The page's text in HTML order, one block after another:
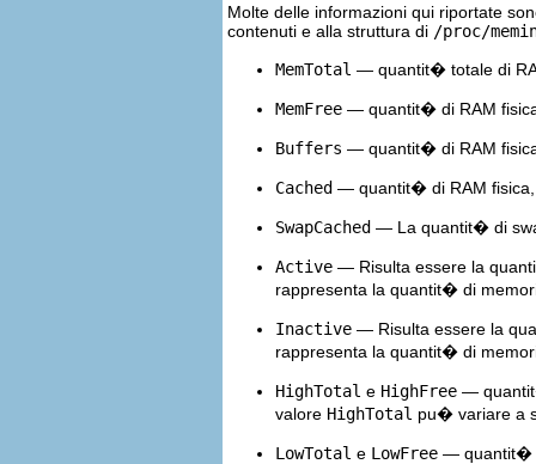
Molte delle informazioni qui riportate
contenuti e alla struttura di /proc/
MemTotal — quantit� totale di
MemFree — quantit� di RAM
Buffers — quantit� di RAM
Cached — quantit� di RAM fisica,
SwapCached — La quantit� di
Active — Risulta essere la
rappresenta la quantit� di
Inactive — Risulta essere la
rappresenta la quantit� di
HighTotal e HighFree —
valore HighTotal pu� variare a
LowTotal e LowFree — quantit�